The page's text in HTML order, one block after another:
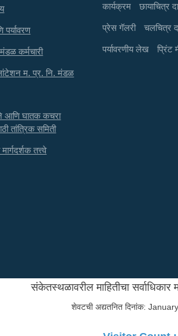
पर्यावरण
कर्मचारी
म. प्र. नि. मंडळ
आणि घातक कचरा
तांत्रिक समिती
मार्गदर्शक तत्त्वे
कार्यक्रम छायाचित्र
प्रेस गॅलरी चलचित्र
पर्यावरणीय लेख प्रिंट
संकेतस्थळावरील माहितीचा सर्वाधिकार
शेवटची अद्यतनित दिनांक: